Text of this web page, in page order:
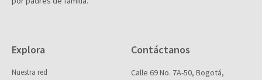
Explora
Nuestra red
Contáctanos
Calle 69 No. 7A-50, Bogotá,